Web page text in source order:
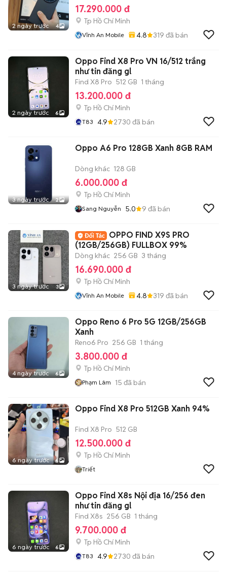
2 ngày trước 4
17.290.000 đ
Tp Hồ Chí Minh
Vĩnh An Mobile 4.8 319 đã bán
2 ngày trước 6
Oppo Find X8 Pro VN 16/512 trắng
như tin đăng gl
Find X8 Pro 512 GB 1 tháng
13.200.000 đ
Tp Hồ Chí Minh
T83 4.9 2730 đã bán
3 ngày trước 2
Oppo A6 Pro 128GB Xanh 8GB RAM
Dòng khác 128 GB
6.000.000 đ
Tp Hồ Chí Minh
Sang Nguyễn 5.0 9 đã bán
3 ngày trước 3
OPPO FIND X9S PRO
(12GB/256GB) FULLBOX 99%
Dòng khác 256 GB 3 tháng
16.690.000 đ
Tp Hồ Chí Minh
Vĩnh An Mobile 4.8 319 đã bán
4 ngày trước 6
Oppo Reno 6 Pro 5G 12GB/256GB
Xanh
Reno6 Pro 256 GB 1 tháng
3.800.000 đ
Tp Hồ Chí Minh
Phạm Lâm 15 đã bán
6 ngày trước 6
Oppo Find X8 Pro 512GB Xanh 94%
Find X8 Pro 512 GB
12.500.000 đ
Tp Hồ Chí Minh
Triết
6 ngày trước 6
Oppo Find X8s Nội địa 16/256 đen
như tin đăng gl
Find X8s 256 GB 1 tháng
9.700.000 đ
Tp Hồ Chí Minh
T83 4.9 2730 đã bán